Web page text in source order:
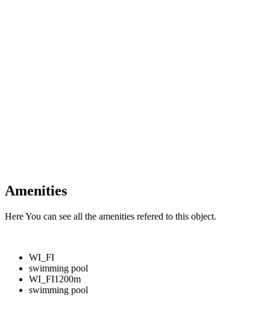
Amenities
Here You can see all the amenities refered to this object.
WI_FI
swimming pool
WI_FI1200m
swimming pool